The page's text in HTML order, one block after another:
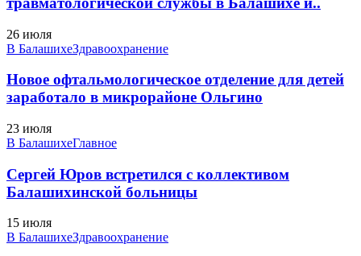
26 июля
В БалашихеЗдравоохранение
Новое офтальмологическое отделение для детей
заработало в микрорайоне Ольгино
23 июля
В БалашихеГлавное
Сергей Юров встретился с коллективом
Балашихинской больницы
15 июля
В БалашихеЗдравоохранение